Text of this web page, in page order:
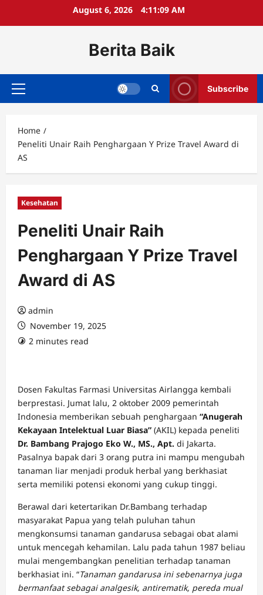
August 6, 2026 4:11:09 AM
Berita Baik
Primary
Subscribe
Home
Peneliti Unair Raih Penghargaan Y Prize Travel Award di
AS
Kesehatan
Peneliti Unair Raih
Penghargaan Y Prize Travel
Award di AS
admin
November 19, 2025
2 minutes read
Dosen Fakultas Farmasi Universitas Airlangga kembali
berprestasi. Jumat lalu, 2 oktober 2009 pemerintah
Indonesia memberikan sebuah penghargaan “Anugerah
Kekayaan Intelektual Luar Biasa” (AKIL) kepada peneliti
Dr. Bambang Prajogo Eko W., MS., Apt. di Jakarta.
Pasalnya bapak dari 3 orang putra ini mampu mengubah
tanaman liar menjadi produk herbal yang berkhasiat
serta memiliki potensi ekonomi yang cukup tinggi.
Berawal dari ketertarikan Dr.Bambang terhadap
masyarakat Papua yang telah puluhan tahun
mengkonsumsi tanaman gandarusa sebagai obat alami
untuk mencegah kehamilan. Lalu pada tahun 1987 beliau
mulai mengembangkan penelitian terhadap tanaman
berkhasiat ini. “Tanaman gandarusa ini sebenarnya juga
bermanfaat sebagai analgesik, antirematik, pereda mual